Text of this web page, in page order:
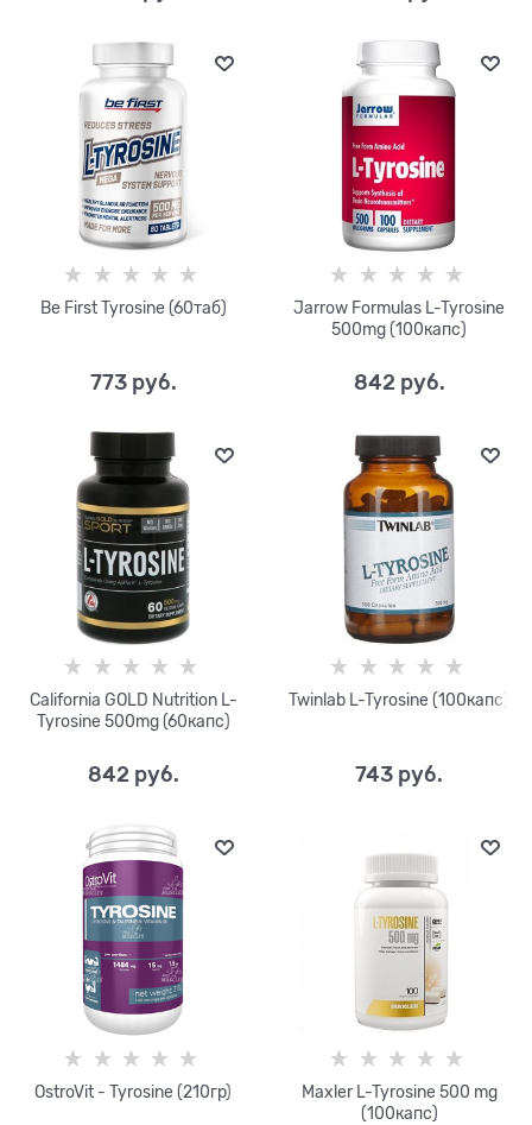
Be First Tyrosine (60таб)
773 руб.
Jarrow Formulas L-Tyrosine
500mg (100капс)
842 руб.
California GOLD Nutrition L-
Tyrosine 500mg (60капс)
842 руб.
Twinlab L-Tyrosine (100капс)
743 руб.
OstroVit - Tyrosine (210гр)
Maxler L-Tyrosine 500 mg
(100капс)